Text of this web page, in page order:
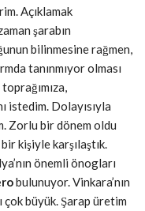
Açıklamak
şarabın
bilinmesine rağmen,
tanınmıyor olması
istedim. Dolayısıyla
Zorlu bir dönem oldu
kişiyle karşılaştık.
önemli önogları
bulunuyor. Vinkara’nın
çok büyük. Şarap üretim